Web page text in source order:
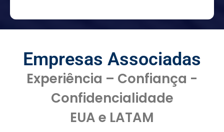
Empresas Associadas
Experiência – Confiança -
Confidencialidade
EUA e LATAM